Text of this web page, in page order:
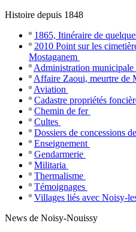
Histoire depuis 1848
º 1865, Itinéraire de
º 2010 Point sur les
Mostaganem
º Administration municipale
º Affaire Zaoui, meurtre de
º Aviation
º Cadastre propriétés
º Chemin de fer
º Cultes
º Dossiers de concessions
º Enseignement
º Gendarmerie
º Militaria
º Thermalisme
º Témoignages
º Villages liés avec Noisy-
News de Noisy-Nouissy